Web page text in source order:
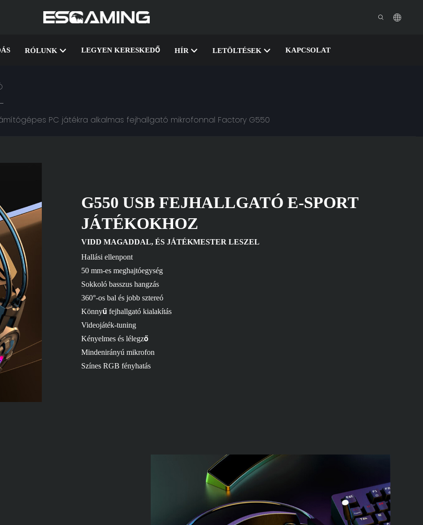
RÓLUNK LEGYEN KERESKEDŐ HÍR LETÖLTÉSEK KAPCSOLAT
PC játékra alkalmas fejhallgató mikrofonnal Factory G550
G550 USB FEJHALLGATÓ E-SPORT
JÁTÉKOKHOZ
VIDD MAGADDAL, ÉS JÁTÉKMESTER LESZEL
Hallási ellenpont
50 mm-es meghajtóegység
Sokkoló basszus hangzás
360°-os bal és jobb sztereó
Könnyű fejhallgató kialakítás
Videojáték-tuning
Kényelmes és lélegző
Mindenirányú mikrofon
Színes RGB fényhatás